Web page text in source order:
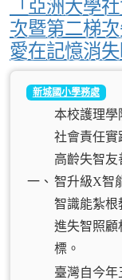
「亞洲大學
次暨第二梯
愛在記憶消
新城國小學務處
一、
本校護理學
社會責任實
高齡失智
智升級X智
智識能紮根
進失智照顧
標。
臺灣自今年